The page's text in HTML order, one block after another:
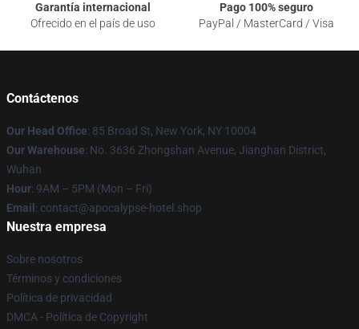
Garantía internacional
Ofrecido en el país de uso
Pago 100% seguro
PayPal / MasterCard / Visa
Contáctenos
Our Head Office: 85 Broad St, New York, NY 10004
Our Warehouse: No. 3636 Zhongshan Avenue, Jianghan District,
Wuhan
Hour: 9AM – 5PM (Mon – Fri)
Email : contact@apocalypse-hotel.shop
Nuestra empresa
Sobre nosotros
Términos y condiciones
Política de privacidad
DMCA - Política de Copyright